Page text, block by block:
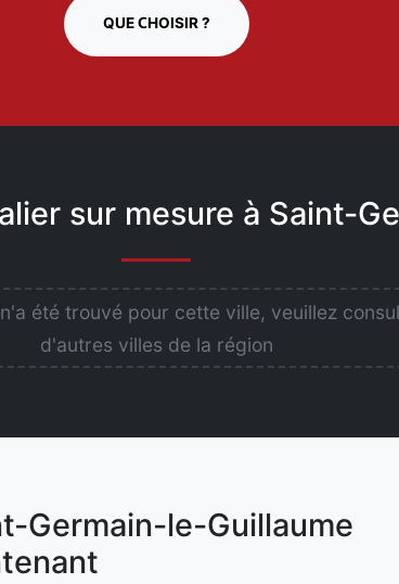
QUE CHOISIR ?
sur mesure à Saint-
été trouvé pour cette ville, veuillez
d'autres villes de la région
Germain-le-Guillaume